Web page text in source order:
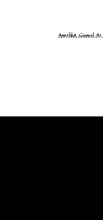
به لیست مقایسه